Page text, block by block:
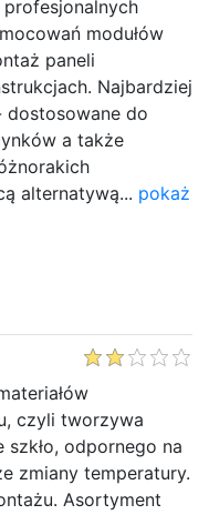
modułów
paneli
Najbardziej
dostosowane do
a także
alternatywą... pokaż
czyli tworzywa
odpornego na
zmiany temperatury.
Asortyment